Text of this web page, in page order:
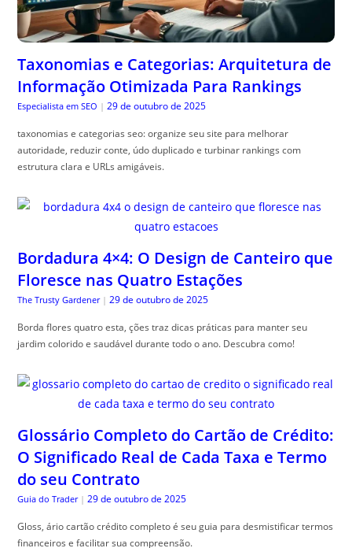
Taxonomias e Categorias: Arquitetura de
Informação Otimizada Para Rankings
Especialista em SEO | 29 de outubro de 2025
taxonomias e categorias seo: organize seu site para melhorar
autoridade, reduzir conte, údo duplicado e turbinar rankings com
estrutura clara e URLs amigáveis.
Bordadura 4×4: O Design de Canteiro que
Floresce nas Quatro Estações
The Trusty Gardener | 29 de outubro de 2025
Borda flores quatro esta, ções traz dicas práticas para manter seu
jardim colorido e saudável durante todo o ano. Descubra como!
Glossário Completo do Cartão de Crédito:
O Significado Real de Cada Taxa e Termo
do seu Contrato
Guia do Trader | 29 de outubro de 2025
Gloss, ário cartão crédito completo é seu guia para desmistificar termos
financeiros e facilitar sua compreensão.